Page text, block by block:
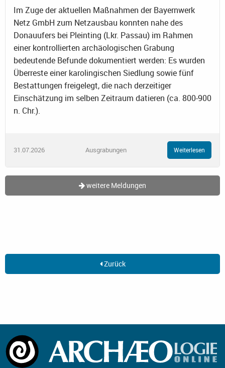
Im Zuge der aktuellen Maßnahmen der Bayernwerk
Netz GmbH zum Netzausbau konnten nahe des
Donauufers bei Pleinting (Lkr. Passau) im Rahmen
einer kontrollierten archäologischen Grabung
bedeutende Befunde dokumentiert werden: Es wurden
Überreste einer karolingischen Siedlung sowie fünf
Bestattungen freigelegt, die nach derzeitiger
Einschätzung im selben Zeitraum datieren (ca. 800-900
n. Chr.).
31.07.2026 Ausgrabungen Weiterlesen
weitere Meldungen
Zurück